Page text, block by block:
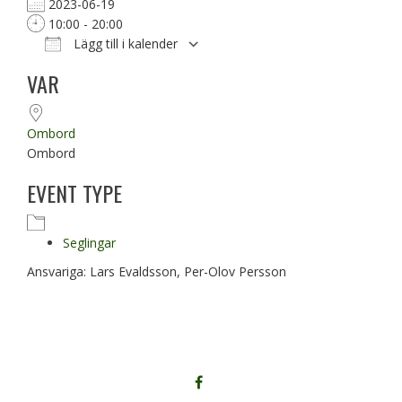
2023-06-19
10:00 - 20:00
Lägg till i kalender
VAR
Ombord
Ombord
EVENT TYPE
Seglingar
Ansvariga: Lars Evaldsson, Per-Olov Persson
FÖLJ